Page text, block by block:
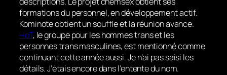
formations du personnel, en développement actif.
Kominote obtient un souffle et la réunion avance.
HoT, le groupe pour les hommes trans et les
personnes trans masculines, est mentionné comme
continuant cette année aussi. Je n’ai pas saisi les
détails. J’étais encore dans l’entente du nom.